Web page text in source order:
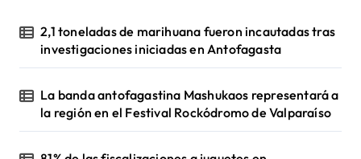
2,1 toneladas de marihuana fueron incautadas tras
investigaciones iniciadas en Antofagasta
La banda antofagastina Mashukaos representará a
la región en el Festival Rockódromo de Valparaíso